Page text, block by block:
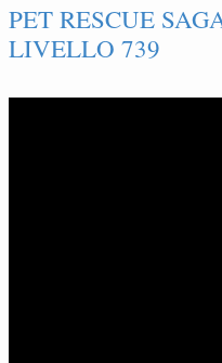
PET RESCUE
LIVELLO 739